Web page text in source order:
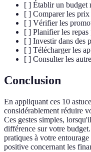
[ ] Établir un budget
[ ] Comparer les prix
[ ] Vérifier les
[ ] Planifier les
[ ] Investir dans des
[ ] Télécharger les
[ ] Consulter les
Conclusion
En appliquant ces 10
considérablement réduire
Ces gestes simples,
différence sur votre
pratiques à votre
positive concernant les